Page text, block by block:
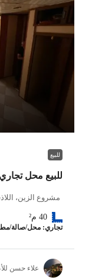
للبيع
للبيع محل
مشروع الزين،
40 م²
تجاري: محل/صالة/
علاء حسن